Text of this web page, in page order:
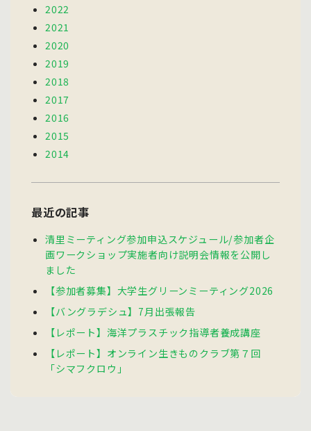
2022
2021
2020
2019
2018
2017
2016
2015
2014
最近の記事
清里ミーティング参加申込スケジュール/参加者企
画ワークショップ実施者向け説明会情報を公開し
ました
【参加者募集】大学生グリーンミーティング2026
【バングラデシュ】7月出張報告
【レポート】海洋プラスチック指導者養成講座
【レポート】オンライン生きものクラブ第７回
「シマフクロウ」